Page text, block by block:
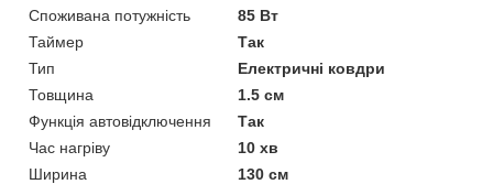
Споживана потужність
85 Вт
Таймер
Так
Тип
Електричні ковдри
Товщина
1.5 см
Функція автовідключення
Так
Час нагріву
10 хв
Ширина
130 см